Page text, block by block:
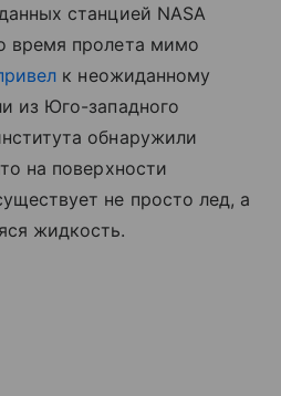
станцией NASA
время пролета мимо
к неожиданному
из Юго-западного
обнаружили
на поверхности
не просто лед, а
жидкость.